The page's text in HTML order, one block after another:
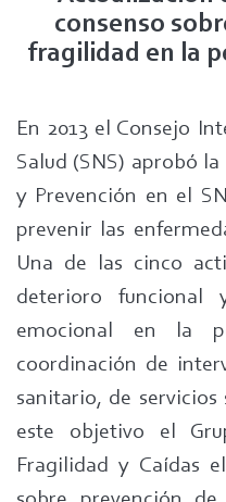
consenso
fragilidad en la
En 2013 el Consejo
Salud (SNS) aprobó
y Prevención en el
prevenir las
Una de las cinco
deterioro funcional
emocional en la
coordinación de
sanitario, de
este objetivo el
Fragilidad y Caídas